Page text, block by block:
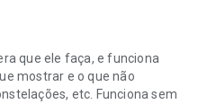
que ele faça, e funciona
mostrar e o que não
etc. Funciona sem